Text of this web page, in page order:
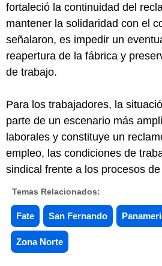
fortaleció la continuidad del
mantener la solidaridad con el
señalaron, es impedir un
reapertura de la fábrica y
de trabajo.
Para los trabajadores, la
parte de un escenario más
laborales y constituye un
empleo, las condiciones de
sindical frente a los procesos
Temas Relacionados:
Fate San Fernando
Zona Norte